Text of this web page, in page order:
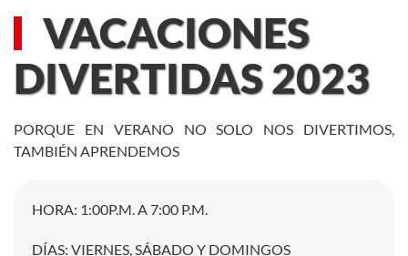
VACACIONES
DIVERTIDAS 2023
PORQUE EN VERANO NO SOLO NOS DIVERTIMOS,
TAMBIÉN APRENDEMOS
HORA: 1:00P.M. A 7:00 P.M.
DÍAS: VIERNES, SÁBADO Y DOMINGOS